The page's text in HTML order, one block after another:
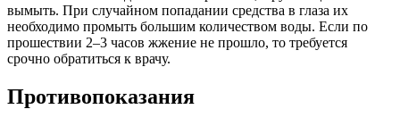
вымыть. При случайном попадании средства в глаза их
необходимо промыть большим количеством воды. Если по
прошествии 2–3 часов жжение не прошло, то требуется
срочно обратиться к врачу.
Противопоказания